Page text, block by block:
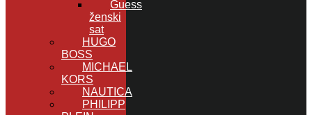
Guess
ženski
sat
HUGO
BOSS
MICHAEL
KORS
NAUTICA
PHILIPP